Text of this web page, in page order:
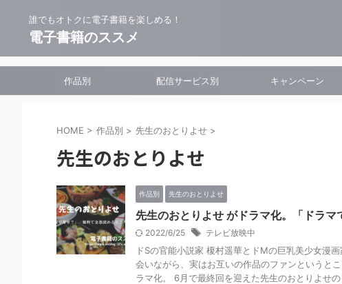
誰でもオトクに電子書籍を楽しめる！
電子書籍のススメ
作品別 配信サービス別 キャンペーン
HOME > 作品別 > 先生のおとりよせ >
先生のおとりよせ
作品別 先生のおとりよせ
先生のおとりよせ がドラマ化。「ドラマ
2022/6/25 テレビ放映中
ドSの官能小説家 榎村遥華とドMの巨乳美少女漫
会いながら、実はお互いの作品のファンというと
ラマ化。 6月で最終回を迎えた先生のおとりよせ